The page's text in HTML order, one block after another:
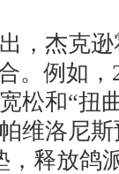
杰克逊
。例如，
松和“扭
维洛尼
，释放鸽